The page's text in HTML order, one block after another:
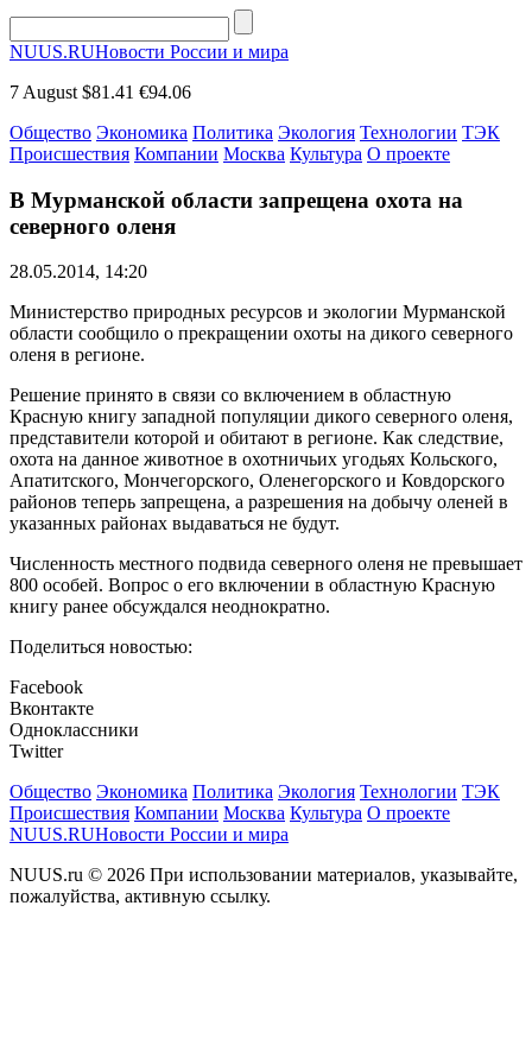
NUUS.RUНовости России и мира
7 August $81.41 €94.06
Общество Экономика Политика Экология Технологии ТЭК
Происшествия Компании Москва Культура О проекте
В Мурманской области запрещена охота на
северного оленя
28.05.2014, 14:20
Министерство природных ресурсов и экологии Мурманской
области сообщило о прекращении охоты на дикого северного
оленя в регионе.
Решение принято в связи со включением в областную
Красную книгу западной популяции дикого северного оленя,
представители которой и обитают в регионе. Как следствие,
охота на данное животное в охотничьих угодьях Кольского,
Апатитского, Мончегорского, Оленегорского и Ковдорского
районов теперь запрещена, а разрешения на добычу оленей в
указанных районах выдаваться не будут.
Численность местного подвида северного оленя не превышает
800 особей. Вопрос о его включении в областную Красную
книгу ранее обсуждался неоднократно.
Поделиться новостью:
Facebook
Вконтакте
Одноклассники
Twitter
Общество Экономика Политика Экология Технологии ТЭК
Происшествия Компании Москва Культура О проекте
NUUS.RUНовости России и мира
NUUS.ru © 2026 При использовании материалов, указывайте,
пожалуйства, активную ссылку.